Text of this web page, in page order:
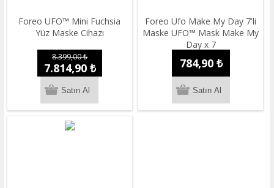
Foreo UFO™ Mini Fuchsia
Yüz Maske Cihazı
8.399,00 ₺
7.814,90 ₺
Foreo Ufo Make My Day 7'li
Maske UFO™ Mask Make My
Day x 7
784,90 ₺